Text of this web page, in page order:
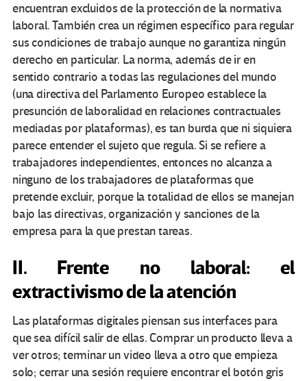
encuentran excluidos de la protección de la normativa
laboral. También crea un régimen específico para regular
sus condiciones de trabajo aunque no garantiza ningún
derecho en particular. La norma, además de ir en
sentido contrario a todas las regulaciones del mundo
(una directiva del Parlamento Europeo establece la
presunción de laboralidad en relaciones contractuales
mediadas por plataformas), es tan burda que ni siquiera
parece entender el sujeto que regula. Si se refiere a
trabajadores independientes, entonces no alcanza a
ninguno de los trabajadores de plataformas que
pretende excluir, porque la totalidad de ellos se manejan
bajo las directivas, organización y sanciones de la
empresa para la que prestan tareas.
II. Frente no laboral: el
extractivismo de la atención
Las plataformas digitales piensan sus interfaces para
que sea difícil salir de ellas. Comprar un producto lleva a
ver otros; terminar un video lleva a otro que empieza
solo; cerrar una sesión requiere encontrar el botón gris